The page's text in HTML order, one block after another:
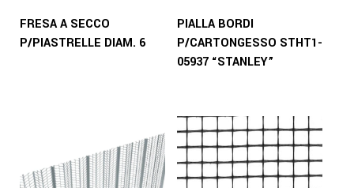
FRESA A SECCO
P/PIASTRELLE DIAM. 6
PIALLA BORDI
P/CARTONGESSO STHT1-
05937 “STANLEY”